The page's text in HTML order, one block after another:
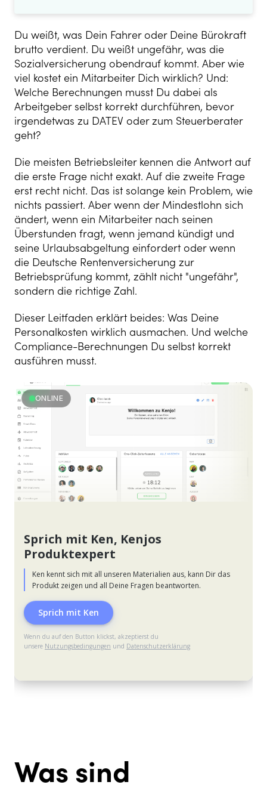
Du weißt, was Dein Fahrer oder Deine Bürokraft
brutto verdient. Du weißt ungefähr, was die
Sozialversicherung obendrauf kommt. Aber wie
viel kostet ein Mitarbeiter Dich wirklich? Und:
Welche Berechnungen musst Du dabei als
Arbeitgeber selbst korrekt durchführen, bevor
irgendetwas zu DATEV oder zum Steuerberater
geht?
Die meisten Betriebsleiter kennen die Antwort auf
die erste Frage nicht exakt. Auf die zweite Frage
erst recht nicht. Das ist solange kein Problem, wie
nichts passiert. Aber wenn der Mindestlohn sich
ändert, wenn ein Mitarbeiter nach seinen
Überstunden fragt, wenn jemand kündigt und
seine Urlaubsabgeltung einfordert oder wenn
die Deutsche Rentenversicherung zur
Betriebsprüfung kommt, zählt nicht "ungefähr",
sondern die richtige Zahl.
Dieser Leitfaden erklärt beides: Was Deine
Personalkosten wirklich ausmachen. Und welche
Compliance-Berechnungen Du selbst korrekt
ausführen musst.
Was sind